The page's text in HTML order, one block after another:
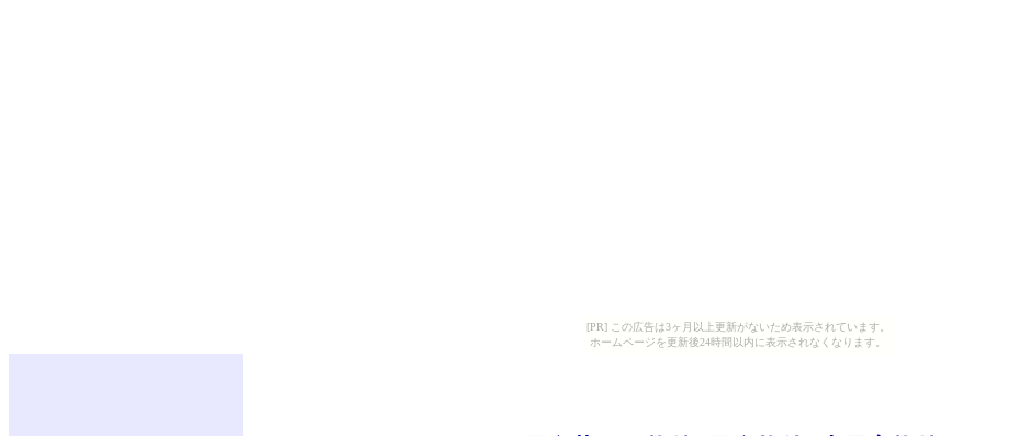
[PR] この広告は3ヶ月以上更新がないため表示されています。
ホームページを更新後24時間以内に表示されなくなります。